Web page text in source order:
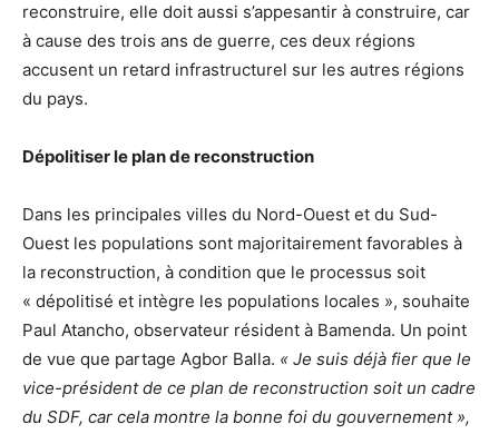
reconstruire, elle doit aussi s’appesantir à construire, car
à cause des trois ans de guerre, ces deux régions
accusent un retard infrastructurel sur les autres régions
du pays.
Dépolitiser le plan de reconstruction
Dans les principales villes du Nord-Ouest et du Sud-
Ouest les populations sont majoritairement favorables à
la reconstruction, à condition que le processus soit
« dépolitisé et intègre les populations locales », souhaite
Paul Atancho, observateur résident à Bamenda. Un point
de vue que partage Agbor Balla. « Je suis déjà fier que le
vice-président de ce plan de reconstruction soit un cadre
du SDF, car cela montre la bonne foi du gouvernement »,